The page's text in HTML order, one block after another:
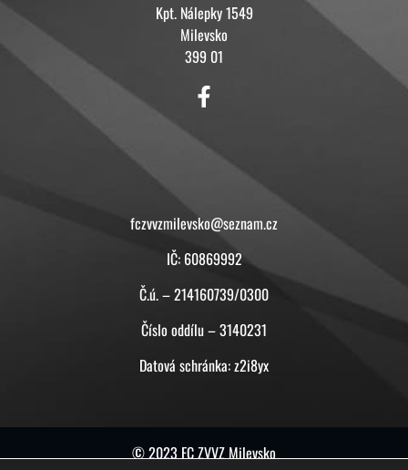
Kpt. Nálepky 1549
Milevsko
399 01
fczvvzmilevsko@seznam.cz
IČ: 60869992
Č.ú. – 214160739/0300
Číslo oddílu – 3140231
Datová schránka: z2i8yx
© 2023 FC ZVVZ Milevsko